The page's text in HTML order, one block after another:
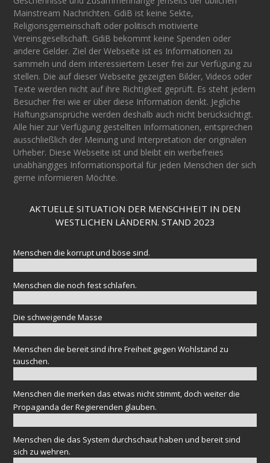
Mainstream Nachrichten. GdiB ist keine Sekte,
Religionsgemeinschaft oder politisch motivierte
Vereinsgesellschaft. GdiB bekommt keine Spenden oder
andere Gelder. Ziel der Webseite ist es Informationen zu
sammeln und dem interessiertem Leser frei zur Verfügung zu
stellen. Die auf dieser Webseite gezeigten Bilder, Videos oder
Texte werden nicht auf ihre Richtigkeit geprüft. Es steht jedem
Besucher frei wie er über diese Information denkt. Jegliche
Haftungsansprüche werden deshalb auch nicht berücksichtigt.
Alle hier zur Verfügung gestellten Informationen, entsprechen
ausschließlich der Meinung und Interpretation der originalen
Urheber. Diese Webseite ist und bleibt ein werbefreies
unabhängiges Informationsportal für jeden Menschen der sich
gerne informieren Möchte.
AKTUELLE SITUATION DER MENSCHHEIT IN DEN
WESTLICHEN LÄNDERN. STAND 2023
Menschen die korrupt und böse sind.
Menschen die noch fest schlafen.
Die schweigende Masse
Menschen die bereit sind ihre Freiheit gegen Wohlstand zu
tauschen.
Menschen die merken das etwas nicht stimmt, doch weiter die
Propaganda der Regierenden glauben.
Menschen die das System durchschaut haben und bereit sind
sich zu wehren.